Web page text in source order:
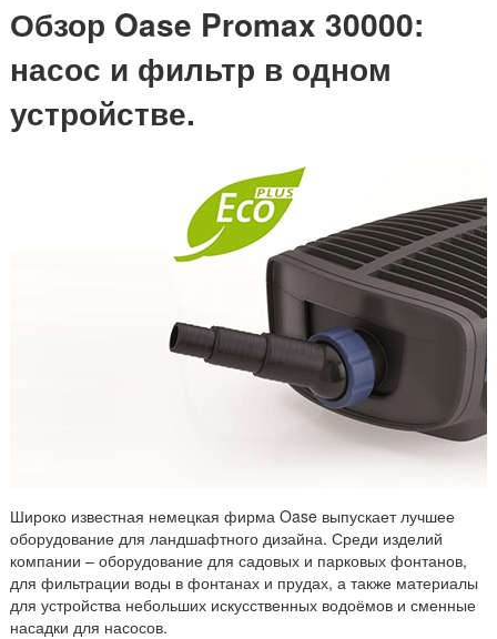
Обзор Oase Promax 30000:
насос и фильтр в одном
устройстве.
Широко известная немецкая фирма Oase выпускает лучшее
оборудование для ландшафтного дизайна. Среди изделий
компании – оборудование для садовых и парковых фонтанов,
для фильтрации воды в фонтанах и прудах, а также материалы
для устройства небольших искусственных водоёмов и сменные
насадки для насосов.